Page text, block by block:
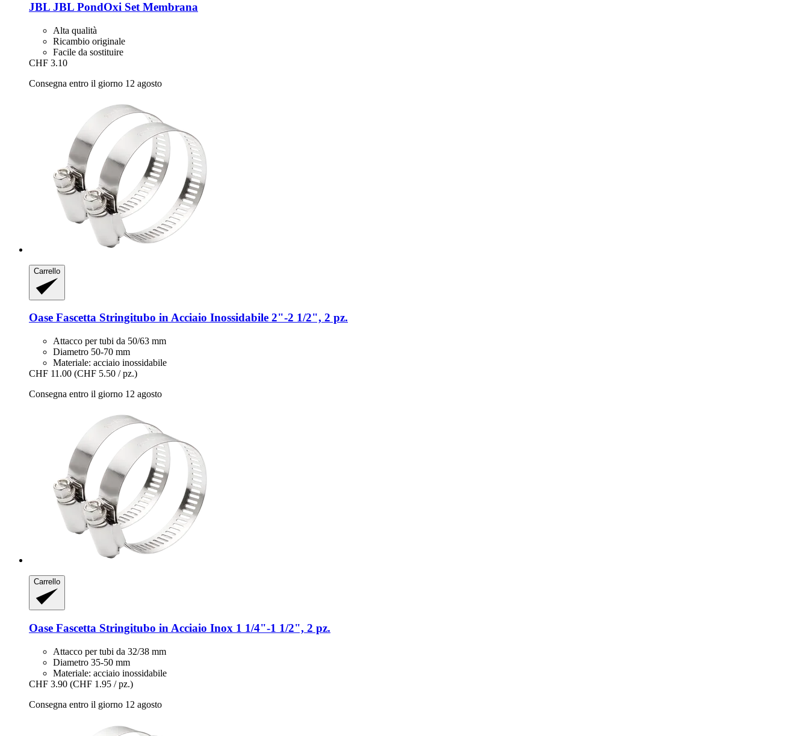
JBL JBL PondOxi Set Membrana
Alta qualità
Ricambio originale
Facile da sostituire
CHF 3.10
Consegna entro il giorno 12 agosto
Carrello
Oase Fascetta Stringitubo in Acciaio Inossidabile 2"-​2 1/2", 2 pz.
Attacco per tubi da 50/63 mm
Diametro 50-70 mm
Materiale: acciaio inossidabile
CHF 11.00 (CHF 5.50 / pz.)
Consegna entro il giorno 12 agosto
Carrello
Oase Fascetta Stringitubo in Acciaio Inox 1 1/4"-​1 1/2", 2 pz.
Attacco per tubi da 32/38 mm
Diametro 35-50 mm
Materiale: acciaio inossidabile
CHF 3.90 (CHF 1.95 / pz.)
Consegna entro il giorno 12 agosto